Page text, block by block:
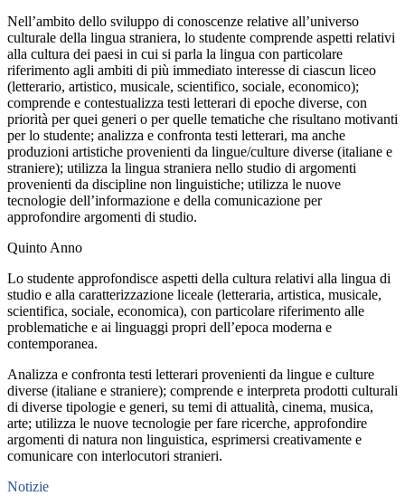
Nell’ambito dello sviluppo di conoscenze relative all’universo
culturale della lingua straniera, lo studente comprende aspetti relativi
alla cultura dei paesi in cui si parla la lingua con particolare
riferimento agli ambiti di più immediato interesse di ciascun liceo
(letterario, artistico, musicale, scientifico, sociale, economico);
comprende e contestualizza testi letterari di epoche diverse, con
priorità per quei generi o per quelle tematiche che risultano motivanti
per lo studente; analizza e confronta testi letterari, ma anche
produzioni artistiche provenienti da lingue/culture diverse (italiane e
straniere); utilizza la lingua straniera nello studio di argomenti
provenienti da discipline non linguistiche; utilizza le nuove
tecnologie dell’informazione e della comunicazione per
approfondire argomenti di studio.
Quinto Anno
Lo studente approfondisce aspetti della cultura relativi alla lingua di
studio e alla caratterizzazione liceale (letteraria, artistica, musicale,
scientifica, sociale, economica), con particolare riferimento alle
problematiche e ai linguaggi propri dell’epoca moderna e
contemporanea.
Analizza e confronta testi letterari provenienti da lingue e culture
diverse (italiane e straniere); comprende e interpreta prodotti culturali
di diverse tipologie e generi, su temi di attualità, cinema, musica,
arte; utilizza le nuove tecnologie per fare ricerche, approfondire
argomenti di natura non linguistica, esprimersi creativamente e
comunicare con interlocutori stranieri.
Notizie